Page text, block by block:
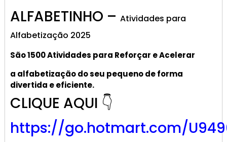
ALFABETINHO – Atividades para
Alfabetização 2025
São 1500 Atividades para Reforçar e Acelerar
a alfabetizaçãodo seu pequeno de forma
divertida e eficiente.
CLIQUE AQUI 👇
https://go.hotmart.com/